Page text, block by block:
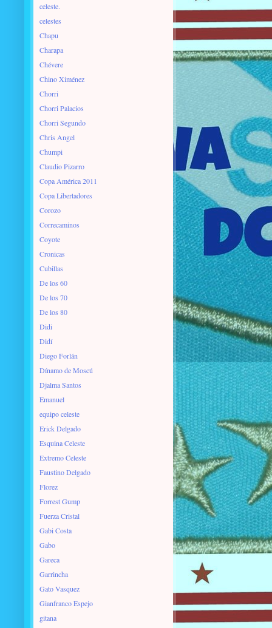
celeste.
celestes
Chapu
Charapa
Chévere
Chino Ximénez
Chorri
Chorri Palacios
Chorri Segundo
Chris Angel
Chumpi
Claudio Pizarro
Copa América 2011
Copa Libertadores
Corozo
Correcaminos
Coyote
Cronicas
Cubillas
De los 60
De los 70
De los 80
Didi
Didí
Diego Forlán
Dínamo de Moscú
Djalma Santos
Emanuel
equipo celeste
Erick Delgado
Esquina Celeste
Extremo Celeste
Faustino Delgado
Florez
Forrest Gump
Fuerza Cristal
Gabi Costa
Gabo
Gareca
Garrincha
Gato Vasquez
Gianfranco Espejo
gitana